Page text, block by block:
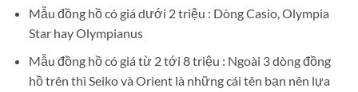
Mẫu đồng hồ có giá dưới 2 triệu : Dòng Casio, Olympia
Star hay Olympianus
Mẫu đồng hồ có giá từ 2 tới 8 triệu : Ngoài 3 dòng đồng
hồ trên thì Seiko và Orient là những cái tên bạn nên lựa